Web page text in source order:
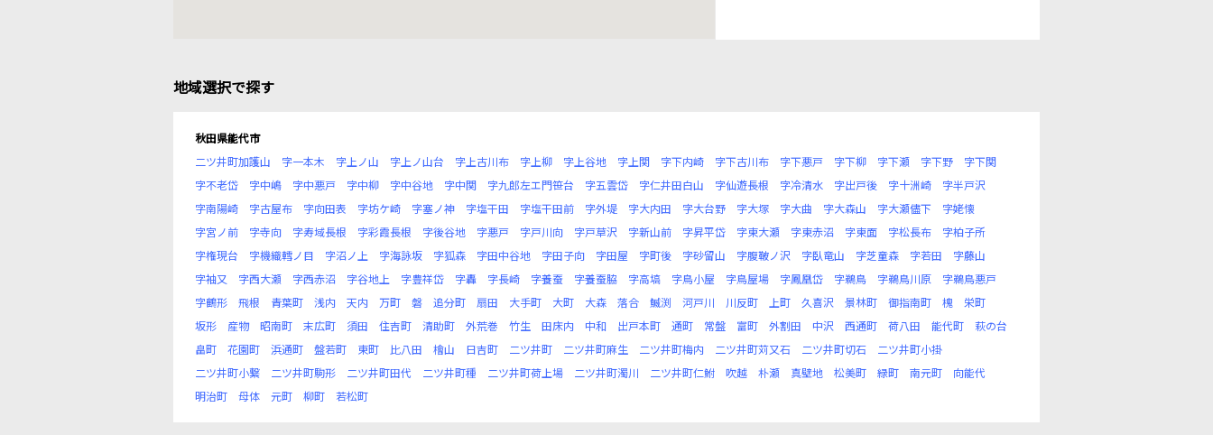
地域選択で探す
秋田県能代市
二ツ井町加護山
字一本木 字上ノ山 字上ノ山台 字上古川布 字上柳 字上谷地 字上関 字下内崎 字下古川布 字下悪戸 字下柳 字下瀬 字下野
字下関
字不老岱
字中嶋 字中悪戸 字中柳 字中谷地 字中関 字九郎左エ門笹台 字五雲岱 字仁井田白山 字仙遊長根 字冷清水 字出戸後 字十洲崎
字半戸沢
字南陽崎
字古屋布 字向田表 字坊ケ崎 字塞ノ神 字塩干田 字塩干田前 字外堤 字大内田 字大台野 字大塚 字大曲 字大森山 字大瀬儘下
字姥懐
字宮ノ前
字寺向 字寿域長根 字彩霞長根 字後谷地 字悪戸 字戸川向 字戸草沢 字新山前 字昇平岱 字東大瀬 字東赤沼 字東面 字松長布
字柏子所
字権現台
字機織轌ノ目 字沼ノ上 字海詠坂 字狐森 字田中谷地 字田子向 字田屋 字町後 字砂留山 字腹鞁ノ沢 字臥竜山 字芝童森 字若田
字藤山
字袖又
字西大瀬 字西赤沼 字谷地上 字豊祥岱 字轟 字長崎 字養蚕 字養蚕脇 字高塙 字鳥小屋 字鳥屋場 字鳳凰岱 字鵜鳥 字鵜鳥川原
字鵜鳥悪戸
字鶴形
飛根 青葉町 浅内 天内 万町 磐 追分町 扇田 大手町 大町 大森 落合 鰄渕 河戸川 川反町 上町 久喜沢 景林町 御指南町 槐
栄町
坂形
産物 昭南町 末広町 須田 住吉町 清助町 外荒巻 竹生 田床内 中和 出戸本町 通町 常盤 富町 外割田 中沢 西通町 荷八田 能代町
萩の台
畠町
花園町 浜通町 盤若町 東町 比八田 檜山 日吉町 二ツ井町 二ツ井町麻生 二ツ井町梅内 二ツ井町苅又石 二ツ井町切石
二ツ井町小掛
二ツ井町小繋
二ツ井町駒形 二ツ井町田代 二ツ井町種 二ツ井町荷上場 二ツ井町濁川 二ツ井町仁鮒 吹越 朴瀬 真壁地 松美町 緑町 南元町
向能代
明治町
母体 元町 柳町 若松町